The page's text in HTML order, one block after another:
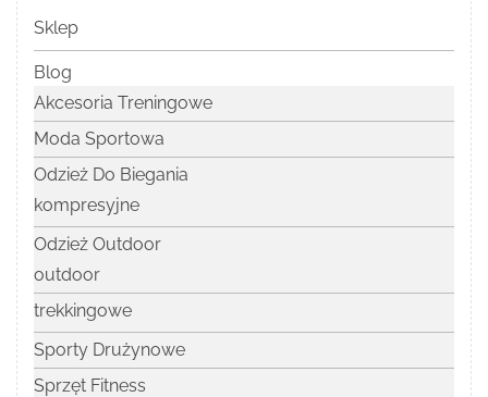
Sklep
Blog
Akcesoria Treningowe
Moda Sportowa
Odzież Do Biegania
kompresyjne
Odzież Outdoor
outdoor
trekkingowe
Sporty Drużynowe
Sprzęt Fitness